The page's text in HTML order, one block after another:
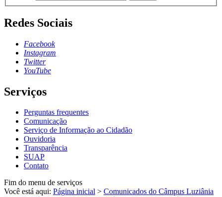
Redes Sociais
Facebook
Instagram
Twitter
YouTube
Serviços
Perguntas frequentes
Comunicação
Serviço de Informação ao Cidadão
Ouvidoria
Transparência
SUAP
Contato
Fim do menu de serviços
Você está aqui: Página inicial > Comunicados do Câmpus Luziânia